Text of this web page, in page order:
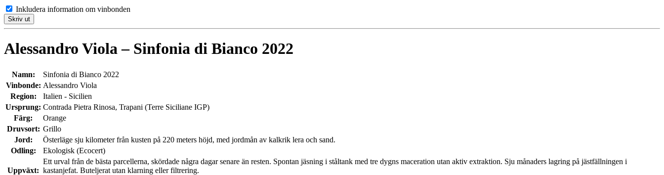
Inkludera information om vinbonden
Skriv ut
Alessandro Viola – Sinfonia di Bianco 2022
Namn:
Sinfonia di Bianco 2022
Vinbonde: Alessandro Viola
Region:
Italien - Sicilien
Ursprung: Contrada Pietra Rinosa, Trapani (Terre Siciliane IGP)
Färg:
Orange
Druvsort: Grillo
Jord:
Österläge sju kilometer från kusten på 220 meters höjd, med jordmån av kalkrik lera och sand.
Odling:
Ekologisk (Ecocert)
Uppväxt:
Ett urval från de bästa parcellerna, skördade några dagar senare än resten. Spontan jäsning i ståltank med tre dygns maceration utan aktiv extraktion. Sju månaders lagring på jästfällningen i
kastanjefat. Buteljerat utan klarning eller filtrering.